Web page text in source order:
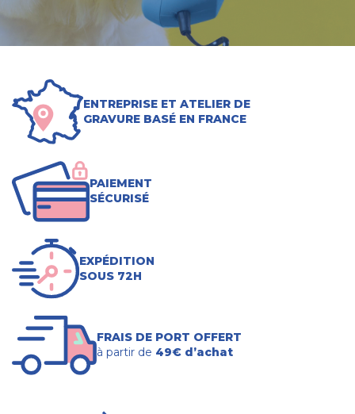
ENTREPRISE ET ATELIER DE
GRAVURE BASÉ EN FRANCE
PAIEMENT
SÉCURISÉ
EXPÉDITION
SOUS 72H
FRAIS DE PORT OFFERT
à partir de 49€ d’achat